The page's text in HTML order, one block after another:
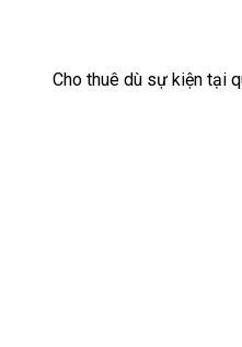
Cho thuê dù sự kiện tại